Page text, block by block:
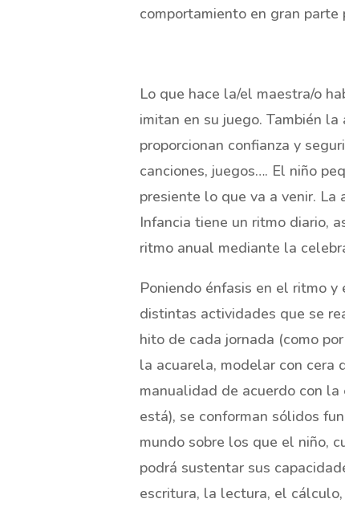
comportamiento en gran parte
Lo que hace la/el maestra/o
imitan en su juego. También
proporcionan confianza y
canciones, juegos…. El niño
presiente lo que va a venir.
Infancia tiene un ritmo diario,
ritmo anual mediante la
Poniendo énfasis en el ritmo
distintas actividades que se
hito de cada jornada (como
la acuarela, modelar con cera
manualidad de acuerdo con
está), se conforman sólidos
mundo sobre los que el niño,
podrá sustentar sus
escritura, la lectura, el